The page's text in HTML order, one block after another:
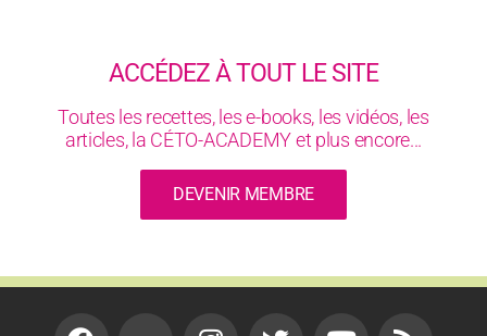
ACCÉDEZ À TOUT LE SITE
Toutes les recettes, les e-books, les vidéos, les
articles, la CÉTO-ACADEMY et plus encore...
DEVENIR MEMBRE